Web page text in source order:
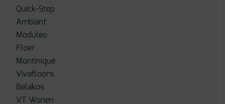
Quick-Step
Ambiant
Moduleo
Floer
Montinique
Vivafloors
Belakos
VT Wonen